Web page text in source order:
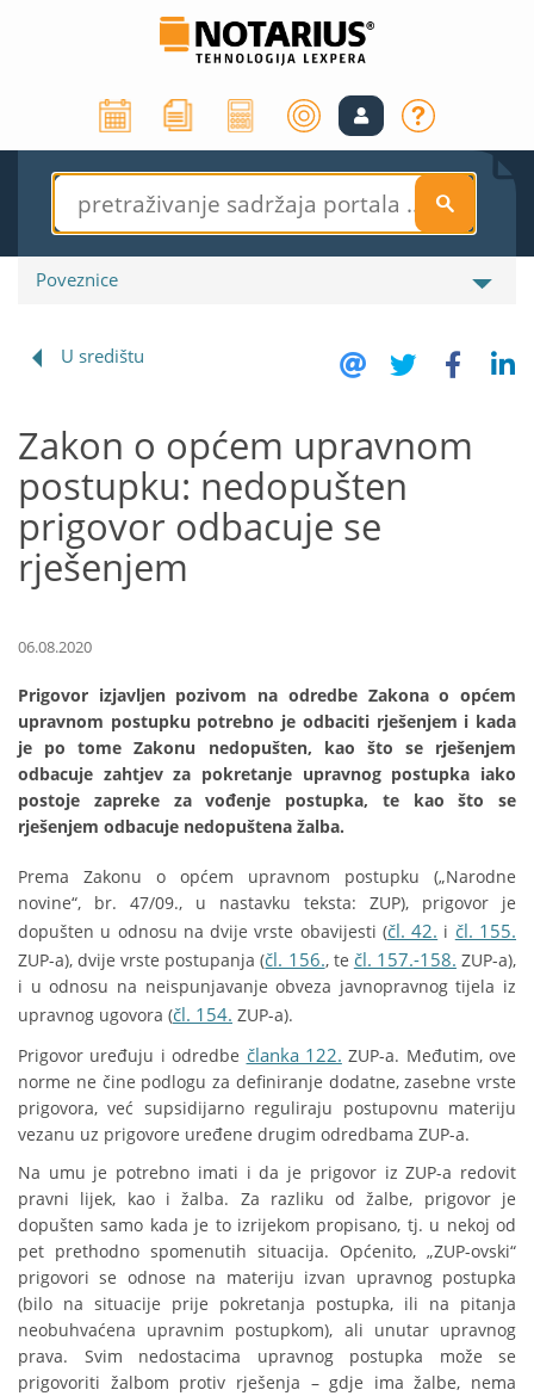
S
Poveznice
U središtu
Zakon o općem upravnom
postupku: nedopušten
prigovor odbacuje se
rješenjem
06.08.2020
Prigovor izjavljen pozivom na odredbe Zakona o općem
upravnom postupku potrebno je odbaciti rješenjem i kada
je po tome Zakonu nedopušten, kao što se rješenjem
odbacuje zahtjev za pokretanje upravnog postupka iako
postoje zapreke za vođenje postupka, te kao što se
rješenjem odbacuje nedopuštena žalba.
Prema Zakonu o općem upravnom postupku („Narodne
novine“, br. 47/09., u nastavku teksta: ZUP), prigovor je
dopušten u odnosu na dvije vrste obavijesti (čl. 42. i čl. 155.
ZUP-a), dvije vrste postupanja (čl. 156., te čl. 157.-158. ZUP-a),
i u odnosu na neispunjavanje obveza javnopravnog tijela iz
upravnog ugovora (čl. 154. ZUP-a).
Prigovor uređuju i odredbe članka 122. ZUP-a. Međutim, ove
norme ne čine podlogu za definiranje dodatne, zasebne vrste
prigovora, već supsidijarno reguliraju postupovnu materiju
vezanu uz prigovore uređene drugim odredbama ZUP-a.
Na umu je potrebno imati i da je prigovor iz ZUP-a redovit
pravni lijek, kao i žalba. Za razliku od žalbe, prigovor je
dopušten samo kada je to izrijekom propisano, tj. u nekoj od
pet prethodno spomenutih situacija. Općenito, „ZUP-ovski“
prigovori se odnose na materiju izvan upravnog postupka
(bilo na situacije prije pokretanja postupka, ili na pitanja
neobuhvaćena upravnim postupkom), ali unutar upravnog
prava. Svim nedostacima upravnog postupka može se
prigovoriti žalbom protiv rješenja – gdje ima žalbe, nema